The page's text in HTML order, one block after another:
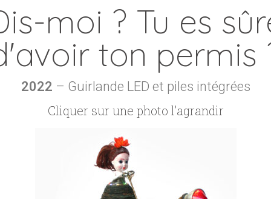
moi ? Tu es
ton permis
2022 – Guirlande LED et piles intégrées
Cliquer sur une photo l’agrandir